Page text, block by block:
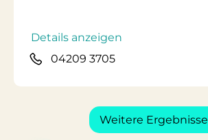
Details anzeigen
04209 3705
Weitere Ergebnisse